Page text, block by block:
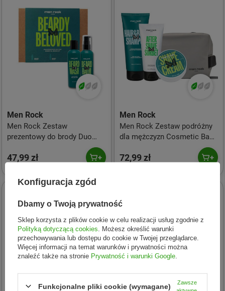
Men Rock
Men Rock Zestaw
prezentowy do brody Duo
Beard Kit (szampon do brody
100ml)
47,99 zł
Men Rock
Men Rock Zestaw podróżny
dla mężczyzn Cosmetic Bag
Grooming Kit (krem-sorbet
kosmetyczka podróżna)
72,99 zł
Konfiguracja zgód
Dbamy o Twoją prywatność
Sklep korzysta z plików cookie w celu realizacji usług zgodnie z
Polityką dotyczącą cookies . Możesz określić warunki
przechowywania lub dostępu do cookie w Twojej przeglądarce.
Więcej informacji na temat warunków i prywatności można
znaleźć także na stronie Prywatność i warunki Google
Funkcjonalne pliki cookie (wymagane)
Zawsze